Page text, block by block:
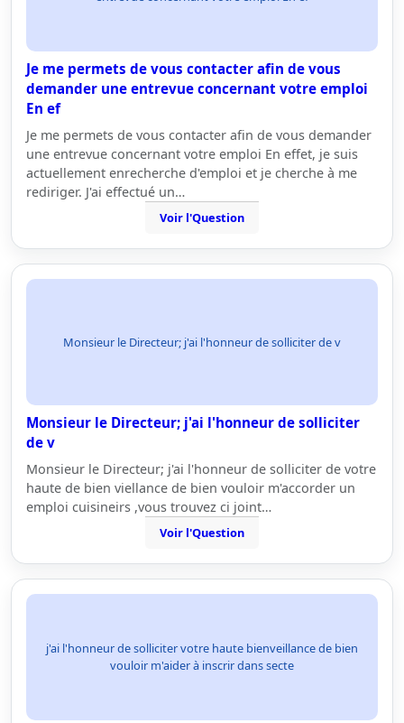
Je me permets de vous contacter afin de vous
demander une entrevue concernant votre emploi
En ef
Je me permets de vous contacter afin de vous demander
une entrevue concernant votre emploi En effet, je suis
actuellement enrecherche d'emploi et je cherche à me
rediriger. J'ai effectué un…
Voir l'Question
Monsieur le Directeur; j'ai l'honneur de solliciter de v
Monsieur le Directeur; j'ai l'honneur de solliciter
de v
Monsieur le Directeur; j'ai l'honneur de solliciter de votre
haute de bien viellance de bien vouloir m'accorder un
emploi cuisineirs ,vous trouvez ci joint…
Voir l'Question
j'ai l'honneur de solliciter votre haute bienveillance de bien
vouloir m'aider à inscrir dans secte